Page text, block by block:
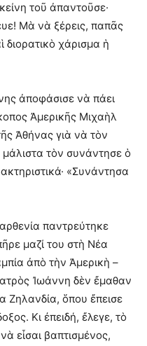
τοῦ ἀπαντοῦσε·
Μὰ νὰ ξέρεις, παπᾶς
διορατικὸ χάρισμα ἡ
ἀποφάσισε νὰ πάει
Ἀμερικῆς Μιχαὴλ
Ἀθήνας γιὰ νὰ τὸν
τὸν συνάντησε ὁ
«Συνάντησα
παντρεύτηκε
μαζί του στὴ Νέα
ἀπὸ τὴν Ἀμερικὴ –
Ἰωάννη δὲν ἔμαθαν
Ζηλανδία, ὅπου ἔπεισε
Κι ἐπειδή, ἔλεγε, τὸ
εἶσαι βαπτισμένος,